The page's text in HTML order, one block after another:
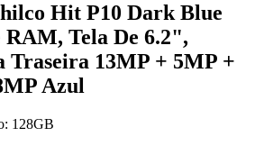
Hit P10 Dark Blue
RAM, Tela De 6.2",
Traseira 13MP + 5MP +
Azul
128GB